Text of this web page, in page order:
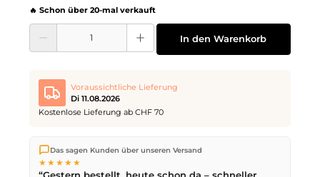
🔥 Schon über 20-mal verkauft
Produkt Anzahl: Gib den gewünschten Wert ein oder benutze die
In den Warenkorb
Voraussichtliche Lieferung
Di 11.08.2026
Kostenlose Lieferung ab CHF 70
Wir versenden direkt aus unserem Lager in Kriens. Ab
ist die Lieferung kostenlos. Bestellungen bis
werden noch am selben Tag versendet – Zustellung am
Das sagen Kunden über unseren Versand
★★★★★